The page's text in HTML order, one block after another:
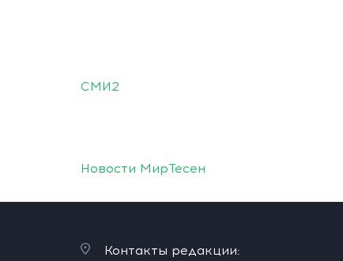
СМИ2
Новости МирТесен
Контакты редакции: